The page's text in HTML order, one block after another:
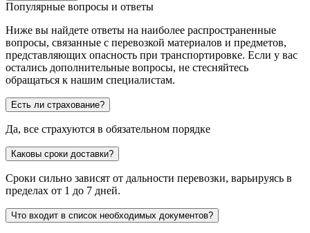
Популярные вопросы и ответы
Ниже вы найдете ответы на наиболее распространенные
вопросы, связанные с перевозкой материалов и предметов,
представляющих опасность при транспортировке. Если у вас
остались дополнительные вопросы, не стесняйтесь
обращаться к нашим специалистам.
Есть ли страхование?
Да, все страхуются в обязательном порядке
Каковы сроки доставки?
Сроки сильно зависят от дальности перевозки, варьируясь в
пределах от 1 до 7 дней.
Что входит в список необходимых документов?